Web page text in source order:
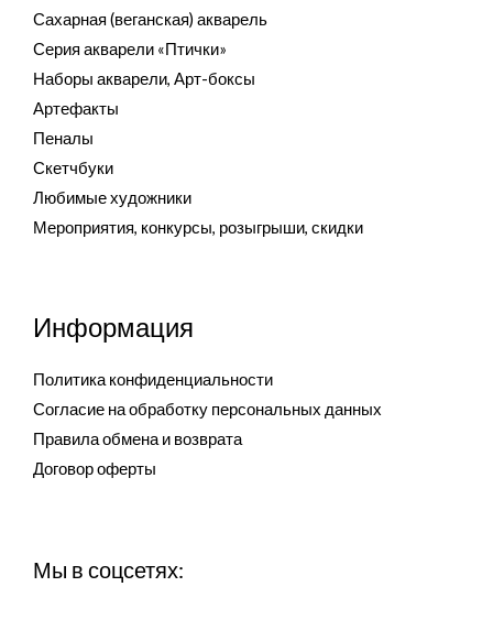
Сахарная (веганская) акварель
Серия акварели «Птички»
Наборы акварели, Арт-боксы
Артефакты
Пеналы
Скетчбуки
Любимые художники
Мероприятия, конкурсы, розыгрыши, скидки
Информация
Политика конфиденциальности
Согласие на обработку персональных данных
Правила обмена и возврата
Договор оферты
Мы в соцсетях: